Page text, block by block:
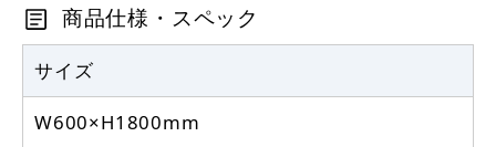
商品仕様・スペック
サイズ
W600×H1800mm